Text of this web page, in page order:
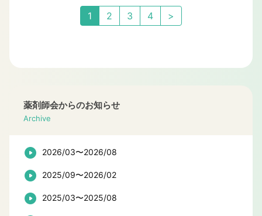
1 2 3 4 >
薬剤師会からのお知らせ
Archive
2026/03〜2026/08
2025/09〜2026/02
2025/03〜2025/08